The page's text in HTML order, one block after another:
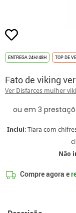
ENTREGA 24H/48H TOP DE
Fato de viking
Ver Disfarces mulher
Inclui: Tiara com
Não
Compre agora e